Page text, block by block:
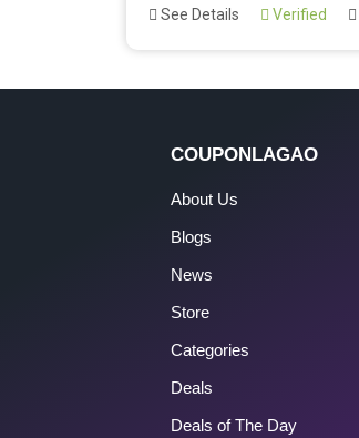
See Details Verified
COUPONLAGAO
About Us
Blogs
News
Store
Categories
Deals
Deals of The Day